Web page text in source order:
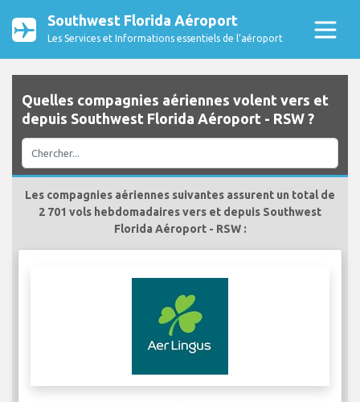
Southwest Florida Aéroport
Les Services et Informations essentiels de l’aéroport
Quelles compagnies aériennes volent vers et
depuis Southwest Florida Aéroport - RSW ?
Les compagnies aériennes suivantes assurent un total de
2 701 vols hebdomadaires vers et depuis Southwest
Florida Aéroport - RSW :